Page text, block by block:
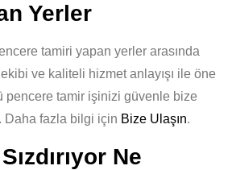
Yerler
tamiri yapan yerler arasında
ve kaliteli hizmet anlayışı ile öne
pencere tamir işinizi güvenle bize
Daha fazla bilgi için Bize Ulaşın.
Ne